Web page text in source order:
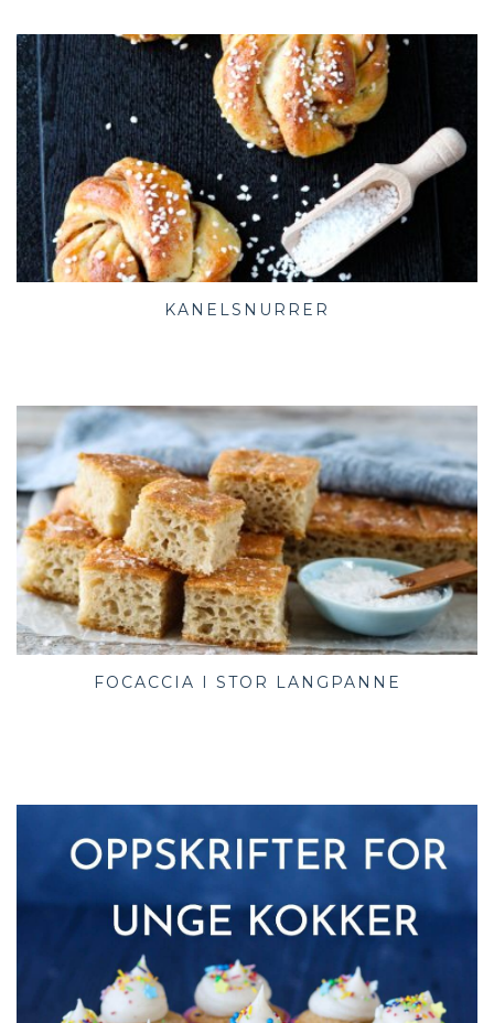
KANELSNURRER
FOCACCIA I STOR LANGPANNE